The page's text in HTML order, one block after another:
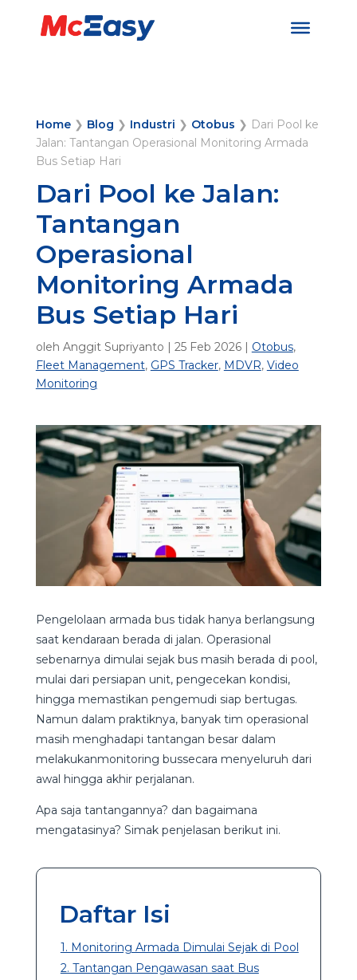
Home❯ Blog ❯ Industri ❯ Otobus ❯ Dari Pool ke
Jalan: Tantangan Operasional Monitoring Armada
Bus Setiap Hari
Dari Pool ke Jalan:
Tantangan
Operasional
Monitoring Armada
Bus Setiap Hari
oleh Anggit Supriyanto | 25 Feb 2026| Otobus,
Fleet Management, GPS Tracker, MDVR, Video
Monitoring
Pengelolaan armada bus tidak hanya berlangsung
saat kendaraan berada di jalan. Operasional
sebenarnya dimulai sejak bus masih berada di pool,
mulai dari persiapan unit, pengecekan kondisi,
hingga memastikan pengemudi siap bertugas.
Namun dalam praktiknya, banyak tim operasional
masih menghadapi tantangan besar dalam
melakukanmonitoring bussecara menyeluruh dari
awal hingga akhir perjalanan.
Apa saja tantangannya? dan bagaimana
mengatasinya? Simak penjelasan berikut ini.
Daftar Isi
1. Monitoring Armada Dimulai Sejak di Pool
2. Tantangan Pengawasan saat Bus